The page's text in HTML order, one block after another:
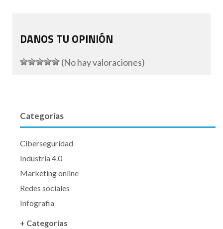
DANOS TU OPINIÓN
(No hay valoraciones)
Categorías
Ciberseguridad
Industria 4.0
Marketing online
Redes sociales
Infografia
+ Categorías